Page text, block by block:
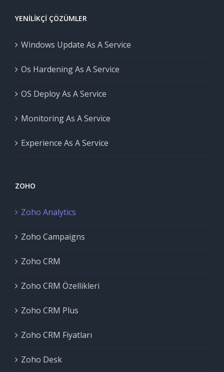
YENILIKÇI ÇÖZÜMLER
Windows Update As A Service
Os Hardening As A Service
OS Deploy As A Service
Monitoring As A Service
Experience As A Service
ZOHO
Zoho Analytics
Zoho Campaigns
Zoho CRM
Zoho CRM Özellikleri
Zoho CRM Plus
Zoho CRM Fiyatları
Zoho Desk